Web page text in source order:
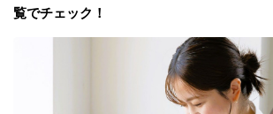
覧でチェック！